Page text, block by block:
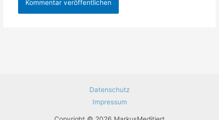
Datenschutz
Impressum